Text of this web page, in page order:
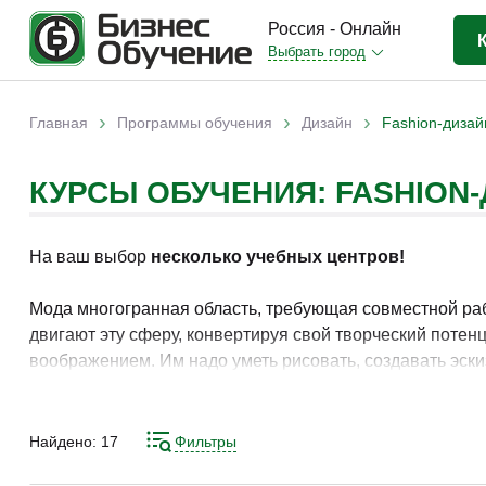
Россия - Онлайн
Выбрать город
Отраслевые (2988)
Промышленное обучение (247)
Компьютерная грамотность
Дизайн (343)
Личностный рост
Главная › Программы обучения › Дизайн › Fashion-
КУРСЫ ОБУЧЕНИЯ:
На ваш выбор несколько учебных центров!
Мода многогранная область, требующая совместной
двигают эту сферу, конвертируя свой творческий
воображением. Им надо уметь рисовать, создавать
Найдено: 17 Фильтры